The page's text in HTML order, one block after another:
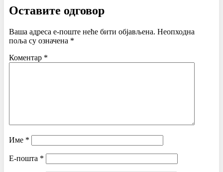
Оставите одговор
Ваша адреса е-поште неће бити објављена. Неопходна
поља су означена *
Коментар *
Име *
Е-пошта *